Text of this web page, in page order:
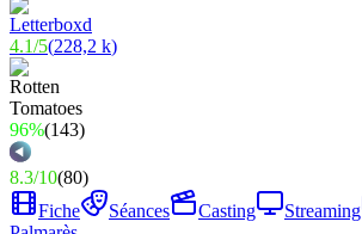
4.1/5(228,2 k)
96%(143)
8.3/10(80)
Fiche
Séances Casting Streaming